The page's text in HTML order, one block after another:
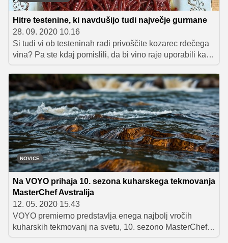
Hitre testenine, ki navdušijo tudi največje gurmane
28. 09. 2020 10.16
Si tudi vi ob testeninah radi privoščite kozarec rdečega
vina? Pa ste kdaj pomislili, da bi vino raje uporabili kar
za pripravo okusne omake? Predstavljamo vam recept
za slastne 'pijane testenine', ki vas bodo navdušite tako
s hitro pripravo, kot tudi s čudovito barvo in odličnim
okusom.
NOVICE
Na VOYO prihaja 10. sezona kuharskega tekmovanja
MasterChef Avstralija
12. 05. 2020 15.43
VOYO premierno predstavlja enega najbolj vročih
kuharskih tekmovanj na svetu, 10. sezono MasterChef
Avstralija, ki obljublja številna presenečenja.